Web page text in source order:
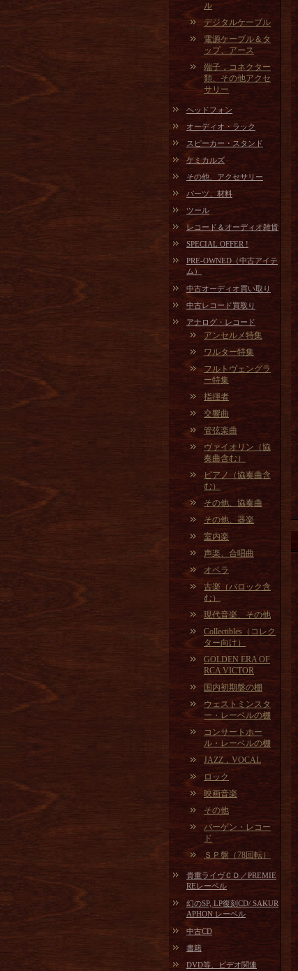
ル
デジタルケーブル
電源ケーブル＆タ
ップ、アース
端子，コネクター
類、その他アクセ
サリー
ヘッドフォン
オーディオ・ラック
スピーカー・スタンド
ケミカルズ
その他、アクセサリー
パーツ、材料
ツール
レコード＆オーディオ雑貨
SPECIAL OFFER !
PRE-OWNED（中古アイテ
ム）
中古オーディオ買い取り
中古レコード買取り
アナログ・レコード
アンセルメ特集
ワルター特集
フルトヴェングラ
ー特集
指揮者
交響曲
管弦楽曲
ヴァイオリン（協
奏曲含む）
ピアノ（協奏曲含
む）
その他、協奏曲
その他、器楽
室内楽
声楽、合唱曲
オペラ
古楽（バロック含
む）
現代音楽、その他
Collectibles（コレク
ター向け）
GOLDEN ERA OF
RCA VICTOR
国内初期盤の棚
ウェストミンスタ
ー・レーベルの棚
コンサートホー
ル・レーベルの棚
JAZZ，VOCAL
ロック
映画音楽
その他
バーゲン・レコー
ド
ＳＰ盤（78回転）
貴重ライヴＣＤ／PREMIE
REレーベル
幻のSP, LP復刻CD/ SAKUR
APHON レーベル
中古CD
書籍
DVD等、ビデオ関連